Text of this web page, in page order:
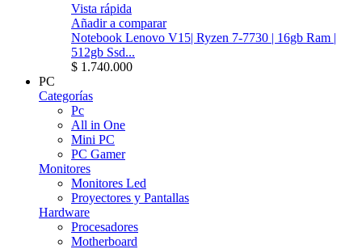
Vista rápida
Añadir a comparar
Notebook Lenovo V15| Ryzen 7-7730 | 16gb Ram |
512gb Ssd...
$ 1.740.000
PC
Categorías
Pc
All in One
Mini PC
PC Gamer
Monitores
Monitores Led
Proyectores y Pantallas
Hardware
Procesadores
Motherboard